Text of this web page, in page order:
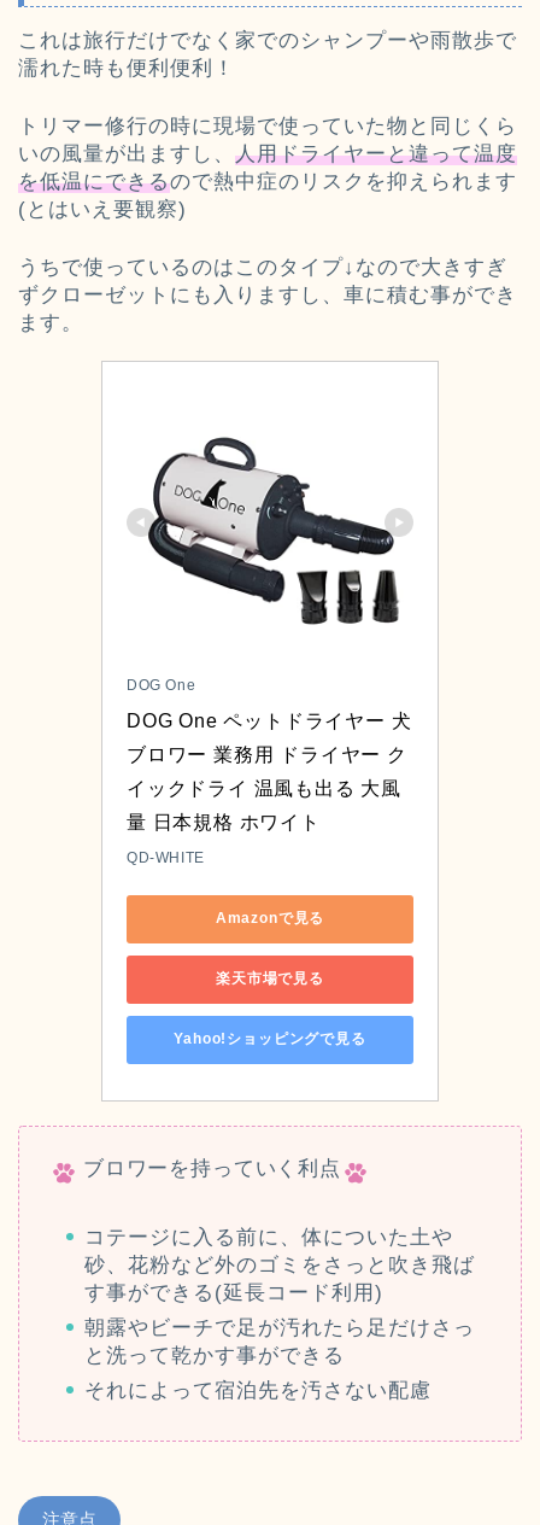
これは旅行だけでなく家でのシャンプーや雨散歩で
濡れた時も便利便利！
トリマー修行の時に現場で使っていた物と同じくら
いの風量が出ますし、 人用ドライヤーと違って温度
を低温にできるので熱中症のリスクを抑えられます
(とはいえ要観察)
うちで使っているのはこのタイプ↓なので大きすぎ
ずクローゼットにも入りますし、車に積む事ができ
ます。
DOG One
DOG One ペットドライヤー 犬
ブロワー 業務用 ドライヤー ク
イックドライ 温風も出る 大風
量 日本規格 ホワイト
QD-WHITE
Amazonで見る
楽天市場で見る
Yahoo!ショッピングで見る
ブロワーを持っていく利点
コテージに入る前に、体についた土や
砂、花粉など外のゴミをさっと吹き飛ば
す事ができる(延長コード利用)
朝露やビーチで足が汚れたら足だけさっ
と洗って乾かす事ができる
それによって宿泊先を汚さない配慮
注意点